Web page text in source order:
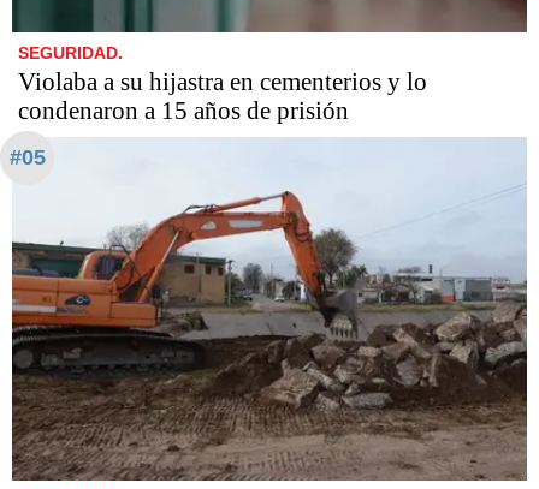
SEGURIDAD.
Violaba a su hijastra en cementerios y lo
condenaron a 15 años de prisión
#05